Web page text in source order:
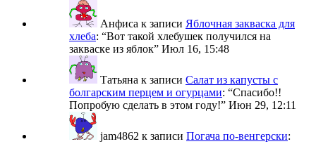
Анфиса к записи Яблочная закваска для
хлеба: “Вот такой хлебушек получился на
закваске из яблок” Июл 16, 15:48
Татьяна к записи Салат из капусты с
болгарским перцем и огурцами: “Спасибо!!
Попробую сделать в этом году!” Июн 29, 12:11
jam4862 к записи Погача по-венгерски: